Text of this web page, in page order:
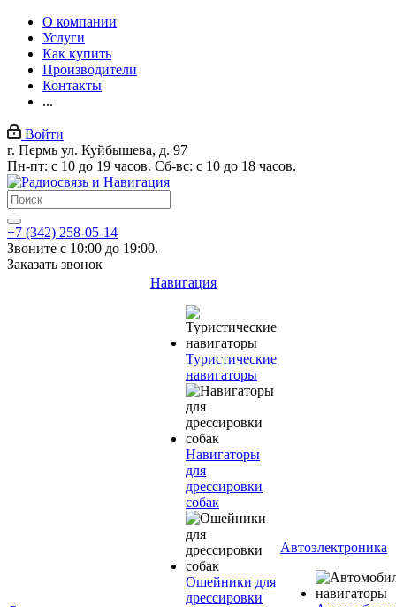
О компании
Услуги
Как купить
Производители
Контакты
...
Войти
г. Пермь ул. Куйбышева, д. 97
Пн-пт: с 10 до 19 часов. Сб-вс: с 10 до 18 часов.
+7 (342) 258-05-14
Звоните с 10:00 до 19:00.
Заказать звонок
Навигация
Туристические
навигаторы
Навигаторы
для
дрессировки
собак
Ошейники для
дрессировки
Автоэлектроника